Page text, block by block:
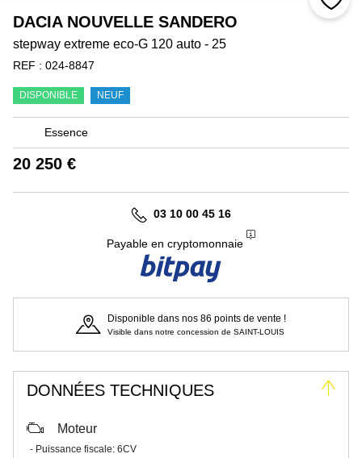
DACIA NOUVELLE SANDERO
stepway extreme eco-G 120 auto - 25
REF : 024-8847
DISPONIBLE NEUF
Essence
20 250 €
03 10 00 45 16
Payable en cryptomonnaie
Disponible dans nos 86 points de vente !
Visible dans notre concession de SAINT-LOUIS
DONNÉES TECHNIQUES
Moteur
Puissance fiscale: 6CV